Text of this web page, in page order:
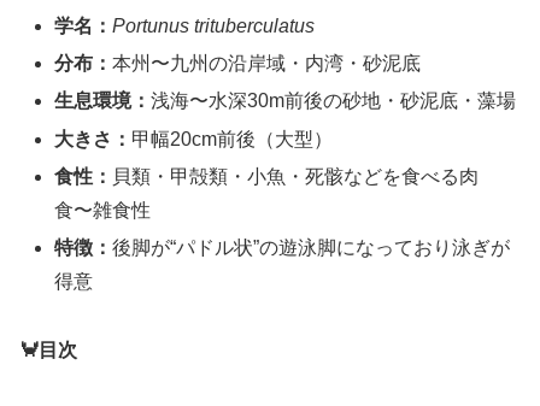
学名：Portunus trituberculatus
分布：本州〜九州の沿岸域・内湾・砂泥底
生息環境：浅海〜水深30m前後の砂地・砂泥底・藻場
大きさ： 甲幅20cm前後（大型）
食性： 貝類・甲殻類・小魚・死骸などを食べる肉
食〜雑食性
特徴：後脚が“パドル状”の遊泳脚になっており泳ぎが
得意
🦀目次